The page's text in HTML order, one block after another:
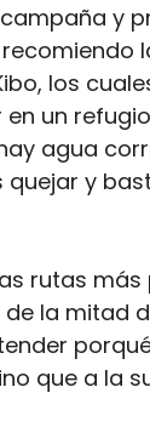
y
los
un
agua
quejar y
rutas más
la mitad
que a la